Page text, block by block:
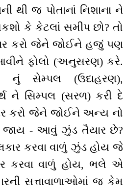
થી જ પોતાનાં નિશાના ને
કે કેટલાં સમીપ છો? તો
કરો જેને જોઈને હજું પણ
ફોલો (અનુસરણ) કરે.
નું સેમ્પલ (ઉદાહરણ),
ને સિમ્પલ (સરળ) કરી દે
કરો જેને જોઈને અન્ય નો
જાય - આવું ઝુંડ તૈયાર છે?
કરવા વાળું ઝુંડ હોય જે
કરવા વાળું હોય, ભલે એ
સત્તાવાળાઓમાં જ કેમ